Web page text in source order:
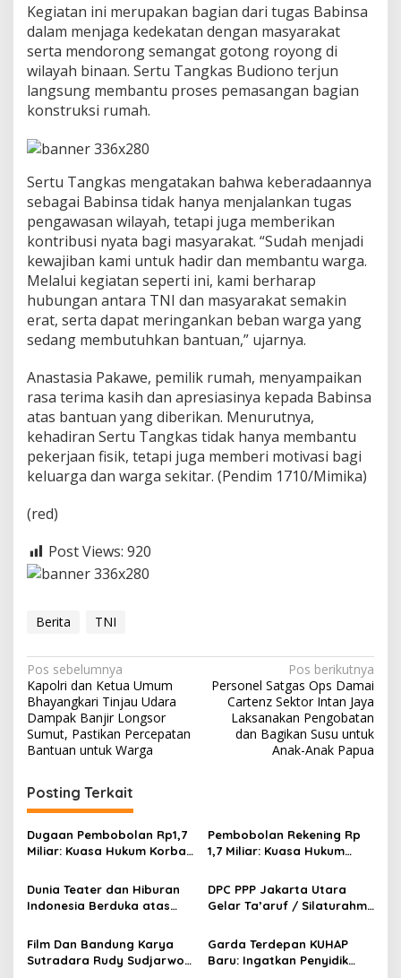
n
g
u
n
u
m
h
i
K
m
p
u
n
g
H
i
r
p
u
Kegiatan ini merupakan bagian dari tugas Babinsa
dalam menjaga kedekatan dengan masyarakat
serta mendorong semangat gotong royong di
wilayah binaan. Sertu Tangkas Budiono terjun
langsung membantu proses pemasangan bagian
konstruksi rumah.
Sertu Tangkas mengatakan bahwa keberadaannya
sebagai Babinsa tidak hanya menjalankan tugas
pengawasan wilayah, tetapi juga memberikan
kontribusi nyata bagi masyarakat. “Sudah menjadi
kewajiban kami untuk hadir dan membantu warga.
Melalui kegiatan seperti ini, kami berharap
hubungan antara TNI dan masyarakat semakin
erat, serta dapat meringankan beban warga yang
sedang membutuhkan bantuan,” ujarnya.
Anastasia Pakawe, pemilik rumah, menyampaikan
rasa terima kasih dan apresiasinya kepada Babinsa
atas bantuan yang diberikan. Menurutnya,
kehadiran Sertu Tangkas tidak hanya membantu
pekerjaan fisik, tetapi juga memberi motivasi bagi
keluarga dan warga sekitar. (Pendim 1710/Mimika)
(red)
Post Views: 920
Berita TNI
N
a
v
i
a
s
i
o
Pos sebelumnya
Kapolri dan Ketua Umum
Bhayangkari Tinjau Udara
Dampak Banjir Longsor
Sumut, Pastikan Percepatan
Bantuan untuk Warga
Pos berikutnya
Personel Satgas Ops Damai
Cartenz Sektor Intan Jaya
Laksanakan Pengobatan
dan Bagikan Susu untuk
Anak-Anak Papua
Posting Terkait
Dugaan Pembobolan Rp1,7
Miliar: Kuasa Hukum Korban
Keterlibatan Internal Bank
Aladin Syariah
Pembobolan Rekening Rp
1,7 Miliar: Kuasa Hukum
Pihak Internal Bank Aladin
Syariah
Dunia Teater dan Hiburan
Indonesia Berduka atas
Diding Boneng
DPC PPP Jakarta Utara
Gelar Ta’aruf / Silaturahmi
Pengurus Baru, Fokus
Konsolidasi Jelang
Musancab 13 September
Film Dan Bandung Karya
Sutradara Rudy Sudjarwo:
Garda Terdepan KUHAP
Baru: Ingatkan Penyidik